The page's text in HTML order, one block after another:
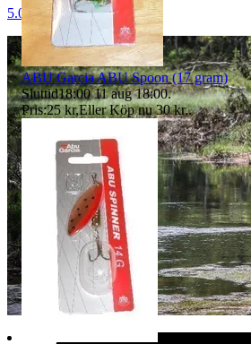
5.0
ABU Garcia ABU Spoon (17 gram)
Sluttid18:00 11 aug 18:00.
Pris:25 kr,Eller Köp nu 30 kr,.